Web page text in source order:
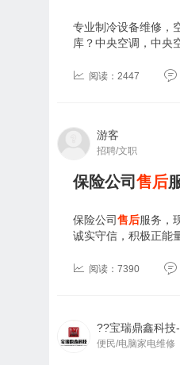
专业制冷设备维修，
库？中央空调，中央
阅读：2447
游客
招聘/文职
保险公司 售后
保险公司售后服务，
诚实守信，积极正能
阅读：7390
??宝瑞鼎鑫科
便民/电脑家电维修